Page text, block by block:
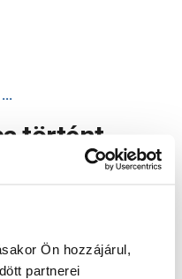
Ön hozzájárul,
partnerei
történt